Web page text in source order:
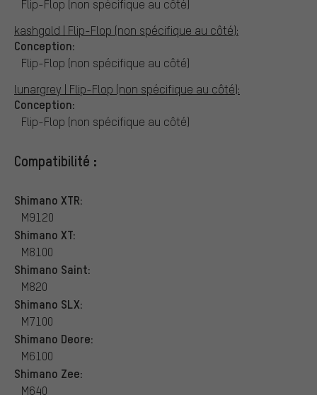
Flip-Flop (non spécifique au côté)
kashgold | Flip-Flop (non spécifique au côté):
Conception:
Flip-Flop (non spécifique au côté)
lunargrey | Flip-Flop (non spécifique au côté):
Conception:
Flip-Flop (non spécifique au côté)
Compatibilité :
Shimano XTR:
M9120
Shimano XT:
M8100
Shimano Saint:
M820
Shimano SLX:
M7100
Shimano Deore:
M6100
Shimano Zee:
M640